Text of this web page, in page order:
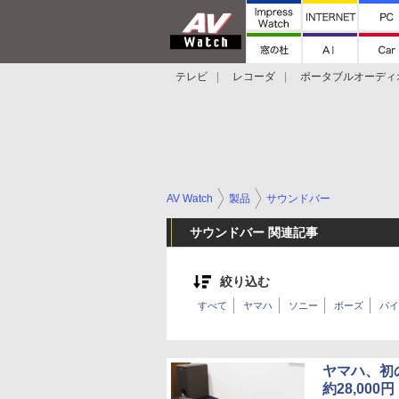
テレビ レコーダ
ポータブルオーディ
AV Watch 製品 サウンドバー
サウンドバー 関連記事
絞り込む
すべて ヤマハ ソニー ボーズ パ
ヤマハ、
約28,000円